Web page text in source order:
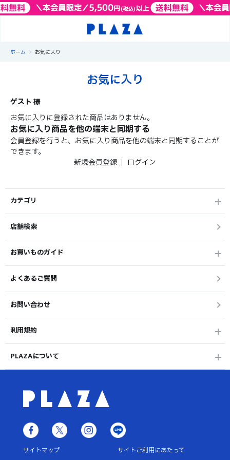
ホーム > お気に入り
お気に入り
ゲスト 様
お気に入りに登録された商品はありません。
お気に入り商品を他の端末と同期する
会員登録を行うと、お気に入り商品を他の端末と同期することが
できます。
新規会員登録
ログイン
カテゴリ
店舗検索
お買いものガイド
よくあるご質問
お問い合わせ
利用規約
PLAZAについて
サイトマップ サイトご利用にあたって